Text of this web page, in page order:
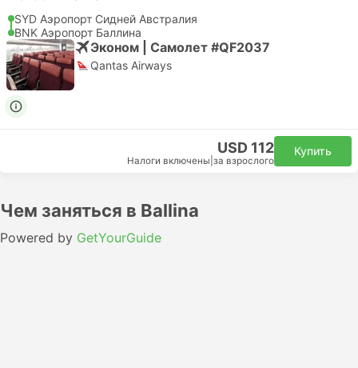
SYD Аэропорт Сидней Австралия
BNK Аэропорт Баллина
Эконом | Самолет #QF2037
Qantas Airways
USD 112
Налоги включены за взрослого
Купить
Чем заняться в Ballina
Powered by GetYourGuide